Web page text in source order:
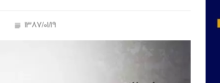
1387/01/19